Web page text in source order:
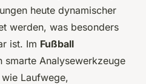
heute dynamischer
werden, was besonders
ist. Im Fußball
smarte Analysewerkzeuge
Laufwege,